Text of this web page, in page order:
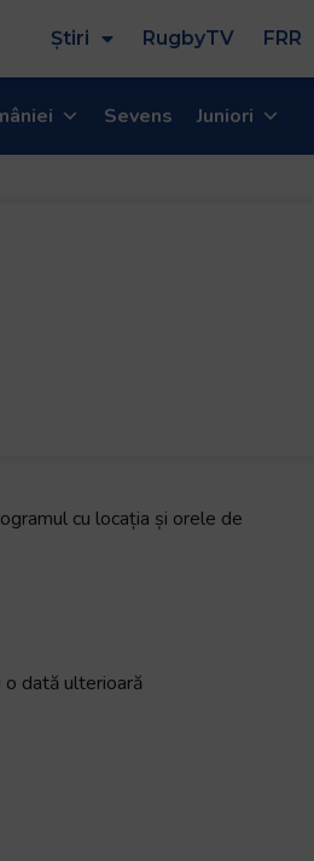
Știri RugbyTV FRR
Sevens Juniori
cu locația și orele de
dată ulterioară